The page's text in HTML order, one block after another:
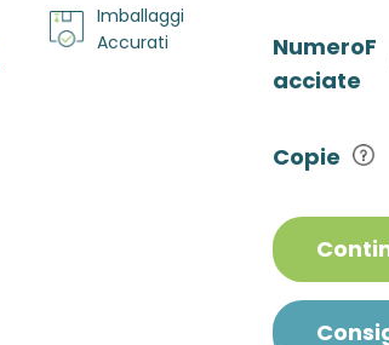
Imballaggi
Accurati
NumeroF
acciate
Copie